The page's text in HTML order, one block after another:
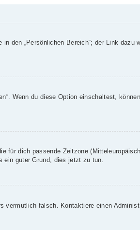
den „Persönlichen Bereich“; der Link dazu
Wenn du diese Option einschaltest,
für dich passende Zeitzone
ein guter Grund, dies jetzt zu tun.
falsch. Kontaktiere einen